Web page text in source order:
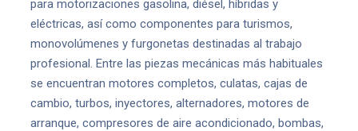
para motorizaciones gasolina, diésel, híbridas y
eléctricas, así como componentes para turismos,
monovolúmenes y furgonetas destinadas al trabajo
profesional. Entre las piezas mecánicas más habituales
se encuentran motores completos, culatas, cajas de
cambio, turbos, inyectores, alternadores, motores de
arranque, compresores de aire acondicionado, bombas,